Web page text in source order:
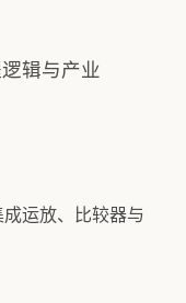
辑与产业